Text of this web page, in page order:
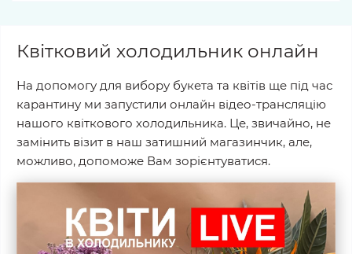
Квітковий холодильник онлайн
На допомогу для вибору букета та квітів ще під час
карантину ми запустили онлайн відео-трансляцію
нашого квіткового холодильника. Це, звичайно, не
замінить візит в наш затишний магазинчик, але,
можливо, допоможе Вам зорієнтуватися.